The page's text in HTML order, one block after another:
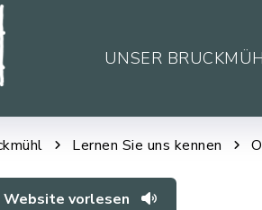
UNSER
Lernen Sie uns kennen
Website vorlesen